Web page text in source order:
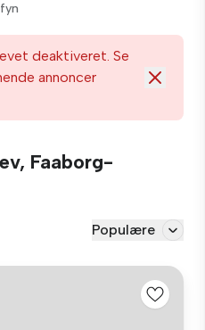
deaktiveret. Se
annoncer
Faaborg-
Populære